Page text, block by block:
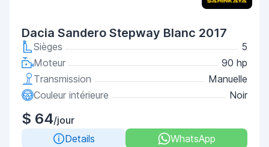
Dacia Sandero Stepway Blanc 2017
Sièges
5
Moteur
90 hp
Transmission
Manuelle
Couleur intérieure
Noir
$ 64/jour
Details
WhatsApp